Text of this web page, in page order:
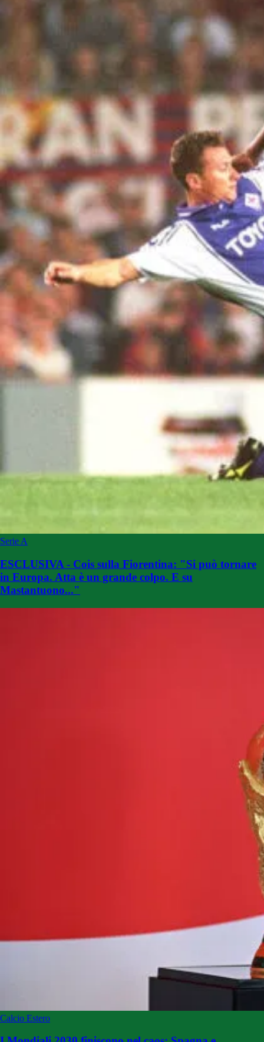
Serie A
ESCLUSIVA - Cois sulla Fiorentina: "Si può tornare
in Europa. Atta è un grande colpo. E su
Mastantuono..."
Calcio Estero